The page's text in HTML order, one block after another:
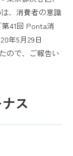
、消費者の意識
41回 Ponta消
年5月29日
ので、ご報告い
ス